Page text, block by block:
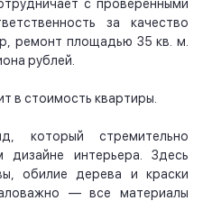
с проверенными
за качество
ремонт площадью 35 кв. м.
рублей.
в стоимость квартиры.
стремительно
дизайне интерьера. Здесь
обилие дерева и краски
— все материалы